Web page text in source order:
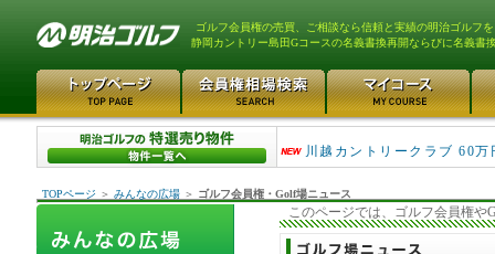
ゴルフ会員権の売買、ご相談なら信頼と実績の明治ゴルフ
静岡カントリー島田Gコースの名義書換再開ならびに名義書
津久井湖ゴルフ倶楽部 80万
川越カントリークラブ 60万
TOPページ ＞ みんなの広場 ＞ ゴルフ会員権・Golf場ニュース
このページでは、ゴルフ会員権や